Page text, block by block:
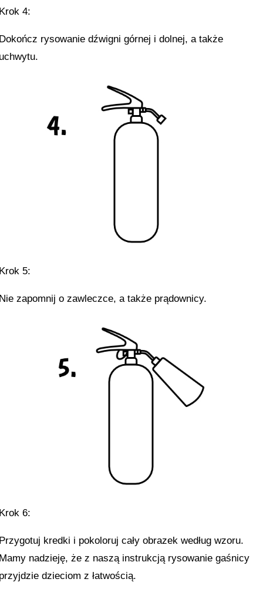
4:
rysowanie dźwigni górnej i dolnej, a także
5:
zapomnij o zawleczce, a także prądownicy.
6:
kredki i pokoloruj cały obrazek według wzoru.
nadzieję, że z naszą instrukcją rysowanie gaśnicy
dzieciom z łatwością.